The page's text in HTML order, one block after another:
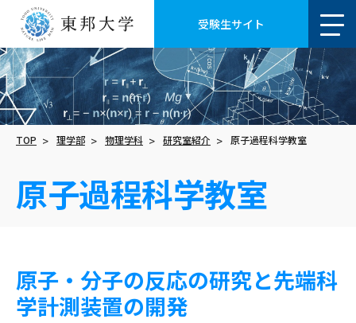
受験生サイト
原子・分子の反応の研究と先端科
学計測装置の開発
TOP 理学部 物理学科 研究室紹介 原子過程科学教室
原子過程科学教室